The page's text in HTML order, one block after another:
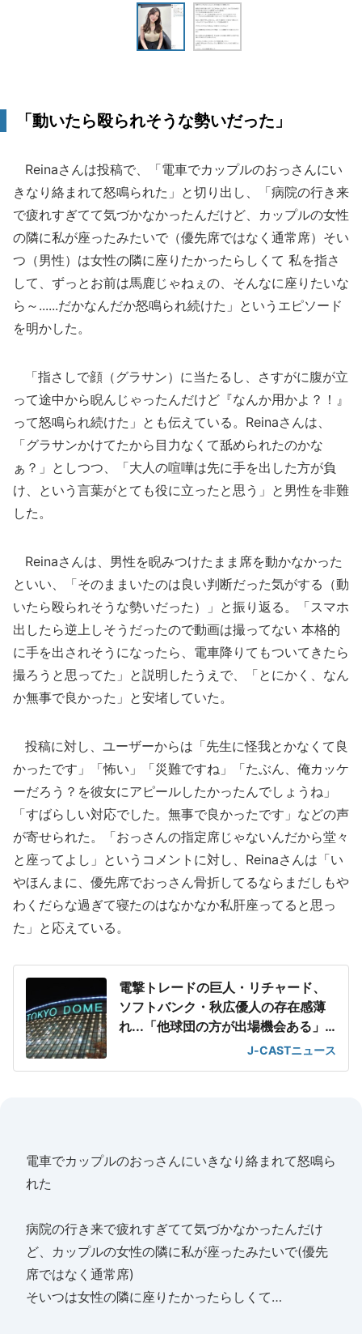
「動いたら殴られそうな勢いだった」
Reinaさんは投稿で、「電車でカップルのおっさんにい
きなり絡まれて怒鳴られた」と切り出し、「病院の行き来
で疲れすぎてて気づかなかったんだけど、カップルの女性
の隣に私が座ったみたいで（優先席ではなく通常席）そい
つ（男性）は女性の隣に座りたかったらしくて 私を指さ
して、ずっとお前は馬鹿じゃねぇの、そんなに座りたいな
ら～......だかなんだか怒鳴られ続けた」というエピソード
を明かした。
「指さしで顔（グラサン）に当たるし、さすがに腹が立
って途中から睨んじゃったんだけど『なんか用かよ？！』
って怒鳴られ続けた」とも伝えている。Reinaさんは、
「グラサンかけてたから目力なくて舐められたのかな
ぁ？」としつつ、「大人の喧嘩は先に手を出した方が負
け、という言葉がとても役に立ったと思う」と男性を非難
した。
Reinaさんは、男性を睨みつけたまま席を動かなかった
といい、「そのままいたのは良い判断だった気がする（動
いたら殴られそうな勢いだった）」と振り返る。「スマホ
出したら逆上しそうだったので動画は撮ってない 本格的
に手を出されそうになったら、電車降りてもついてきたら
撮ろうと思ってた」と説明したうえで、「とにかく、なん
か無事で良かった」と安堵していた。
投稿に対し、ユーザーからは「先生に怪我とかなくて良
かったです」「怖い」「災難ですね」「たぶん、俺カッケ
ーだろう？を彼女にアピールしたかったんでしょうね」
「すばらしい対応でした。無事で良かったです」などの声
が寄せられた。「おっさんの指定席じゃないんだから堂々
と座ってよし」というコメントに対し、Reinaさんは「い
やほんまに、優先席でおっさん骨折してるならまだしもや
わくだらな過ぎて寝たのはなかなか私肝座ってると思っ
た」と応えている。
電撃トレードの巨人・リチャード、
ソフトバンク・秋広優人の存在感薄
れ...「他球団の方が出場機会ある」
J-CASTニュース
電車でカップルのおっさんにいきなり絡まれて怒鳴ら
れた
病院の行き来で疲れすぎてて気づかなかったんだけ
ど、カップルの女性の隣に私が座ったみたいで(優先
席ではなく通常席)
そいつは女性の隣に座りたかったらしくて…